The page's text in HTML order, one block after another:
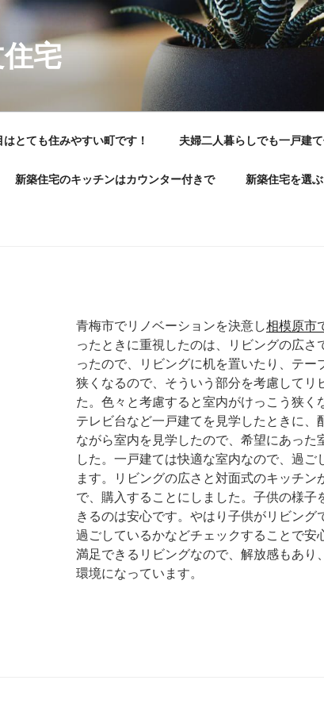
宅
はとても住みやすい町です！ 夫婦二人暮らしでも一戸建
新築住宅のキッチンはカウンター付きで 新築住宅を選
青梅市でリノベーションを決意し相模原市
ったときに重視したのは、リビングの広さ
ったので、リビングに机を置いたり、テー
狭くなるので、そういう部分を考慮してリ
た。色々と考慮すると室内がけっこう狭く
テレビ台など一戸建てを見学したときに、
ながら室内を見学したので、希望にあった
した。一戸建ては快適な室内なので、過ご
ます。リビングの広さと対面式のキッチン
で、購入することにしました。子供の様子
きるのは安心です。やはり子供がリビング
過ごしているかなどチェックすることで安
満足できるリビングなので、解放感もあり
環境になっています。